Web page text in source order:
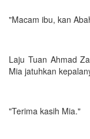
"Macam ibu, kan
Laju Tuan Ahmad
Mia jatuhkan
"Terima kasih Mia."